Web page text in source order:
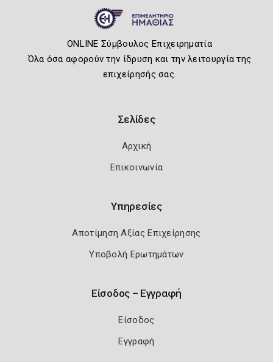
ONLINE Σύμβουλος Επιχειρηματία
Όλα όσα αφορούν την ίδρυση και την λειτουργία της
επιχείρησής σας.
Σελίδες
Αρχική
Επικοινωνία
Υπηρεσίες
Αποτίμηση Αξίας Επιχείρησης
Υποβολή Ερωτημάτων
Είσοδος – Εγγραφή
Είσοδος
Εγγραφή